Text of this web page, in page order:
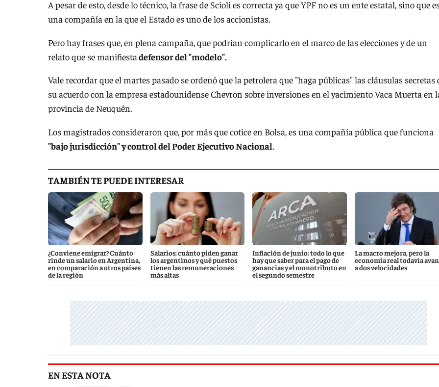
A pesar de esto, desde lo técnico, la frase de Scioli es correcta ya que YPF no es un ente estatal, sino que
una compañía en la que el Estado es uno de los accionistas.
Pero hay frases que, en plena campaña, que podrían complicarlo en el marco de las elecciones y de un
relato que se manifiestadefensor del "modelo".
Vale recordar que el martes pasado se ordenó que la petrolera que "haga públicas" las cláusulas secretas
su acuerdo con la empresa estadounidense Chevron sobre inversiones en el yacimiento Vaca Muerta en
provincia de Neuquén.
Los magistrados consideraron que, por más que cotice en Bolsa, es una compañía pública que funciona
"bajo jurisdicción" y control del Poder Ejecutivo Nacional.
TAMBIÉN TE PUEDE INTERESAR
¿Conviene emigrar? Cuánto
rinde un salario en Argentina,
en comparación a otros países
de la región
Salarios: cuánto piden ganar
los argentinos y qué puestos
tienen las remuneraciones
más altas
Inflación de junio: todo lo que
hay que saber para el pago de
ganancias y el monotributo en
el segundo semestre
La macro mejora, pero la
economía real todavía
a dos velocidades
EN ESTA NOTA